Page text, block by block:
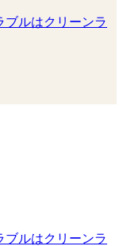
ブルはクリーンラ
ブルはクリーンラ